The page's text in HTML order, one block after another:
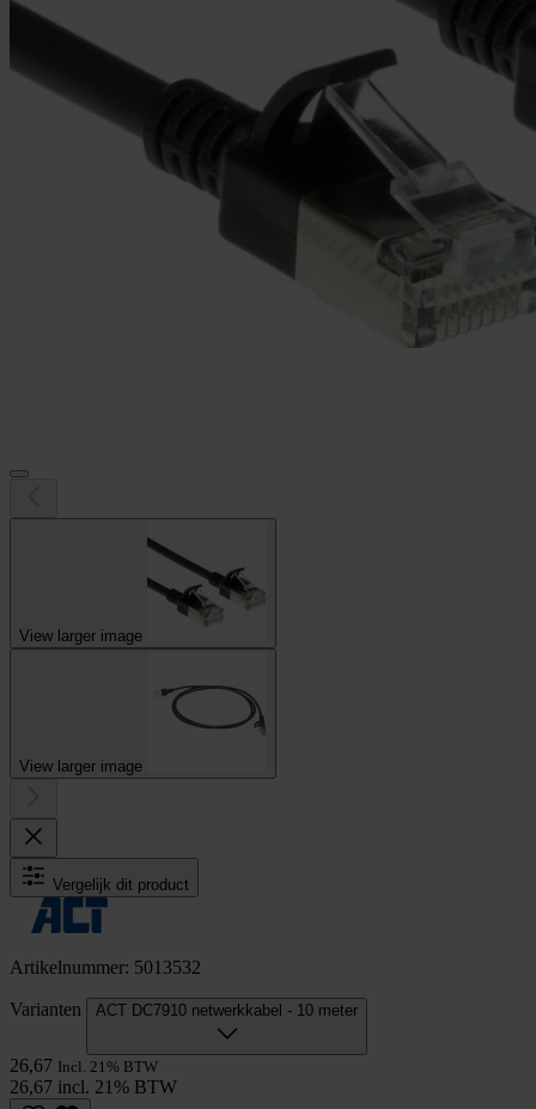
View larger image
View larger image
Vergelijk dit product
Artikelnummer: 5013532
Varianten ACT DC7910 netwerkkabel - 10 meter
26,67 Incl. 21% BTW
26,67 incl. 21% BTW